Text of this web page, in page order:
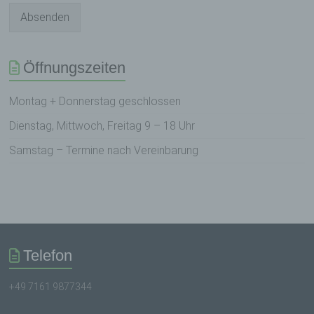
Absenden
Öffnungszeiten
Montag + Donnerstag geschlossen
Dienstag, Mittwoch, Freitag 9 – 18 Uhr
Samstag – Termine nach Vereinbarung
Telefon
+49 7161 9877344
Zuverlässigkeit, Verhalten, Aufenthaltsort oder
Pseudonymisierung ist die Verarbeitung
personenbezogener Daten in einer Weise, auf
welche die personenbezogenen Daten ohne
werden und technischen und organisatorischen
die personenbezogenen Daten nicht einer
identifizierten oder identifizierbaren natürlichen